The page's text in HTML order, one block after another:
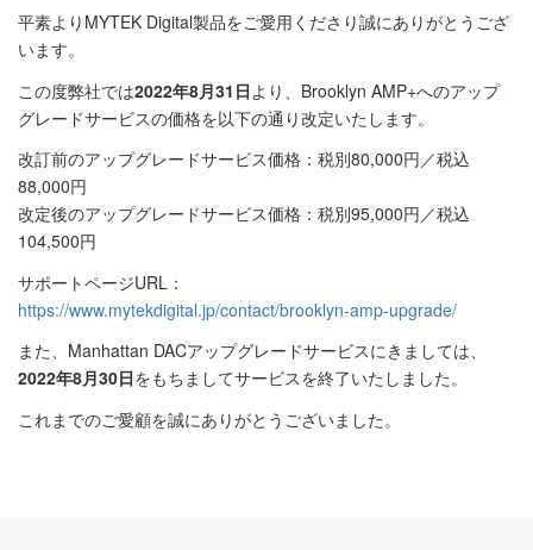
平素よりMYTEK Digital製品をご愛用くださり誠にありがとうござ
います。
この度弊社では2022年8月31日 より、Brooklyn AMP+へのアップ
グレードサービスの価格を以下の通り改定いたします。
改訂前のアップグレードサービス価格：税別80,000円／税込
88,000円
改定後のアップグレードサービス価格：税別95,000円／税込
104,500円
サポートページURL：
https://www.mytekdigital.jp/contact/brooklyn-amp-upgrade/
また、Manhattan DACアップグレードサービスにきましては、
2022年8月30日をもちましてサービスを終了いたしました。
これまでのご愛顧を誠にありがとうございました。